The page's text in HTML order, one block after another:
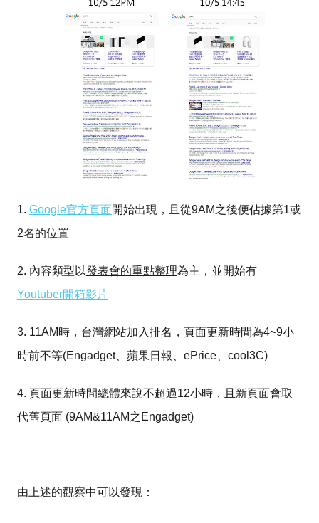
1. Google官方頁面開始出現，且從9AM之後便佔據第1或
2名的位置
2. 內容類型以發表會的重點整理為主，並開始有
Youtuber開箱影片
3. 11AM時，台灣網站加入排名，頁面更新時間為4~9小
時前不等(Engadget、蘋果日報、ePrice、cool3C)
4. 頁面更新時間總體來說不超過12小時，且新頁面會取
代舊頁面 (9AM&11AM之Engadget)
由上述的觀察中可以發現：